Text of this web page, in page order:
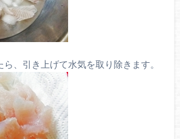
、引き上げて水気を取り除きます。